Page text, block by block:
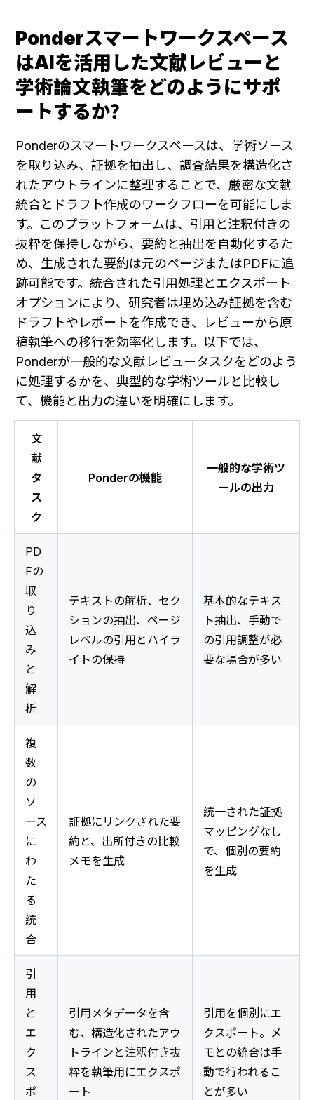
Ponderスマートワークスペース
はAIを活用した文献レビューと
学術論文執筆をどのようにサポ
ートするか？
Ponderのスマートワークスペースは、学術ソース
を取り込み、証拠を抽出し、調査結果を構造化さ
れたアウトラインに整理することで、厳密な文献
統合とドラフト作成のワークフローを可能にしま
す。このプラットフォームは、引用と注釈付きの
抜粋を保持しながら、要約と抽出を自動化するた
め、生成された要約は元のページまたはPDFに追
跡可能です。統合された引用処理とエクスポート
オプションにより、研究者は埋め込み証拠を含む
ドラフトやレポートを作成でき、レビューから原
稿執筆への移行を効率化します。以下では、
Ponderが一般的な文献レビュータスクをどのよう
に処理するかを、典型的な学術ツールと比較し
て、機能と出力の違いを明確にします。
文
献
タ
ス
ク
Ponderの機能
一般的な学術ツ
ールの出力
PD
Fの
取
り
込
み
と
解
析
テキストの解析、セク
ションの抽出、ページ
レベルの引用とハイラ
イトの保持
基本的なテキス
ト抽出、手動で
の引用調整が必
要な場合が多い
複
数
の
ソ
ース
に
わ
た
る
統
合
証拠にリンクされた要
約と、出所付きの比較
メモを生成
統一された証拠
マッピングなし
で、個別の要約
を生成
引
用
と
エ
ク
ス
ポ
引用メタデータを含
む、構造化されたアウ
トラインと注釈付き抜
粋を執筆用にエクスポ
ート
引用を個別にエ
クスポート。メ
モとの統合は手
動で行われるこ
とが多い